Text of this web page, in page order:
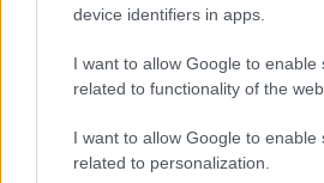
device identifiers in apps.
I want to allow Google to enable
related to functionality of the
I want to allow Google to enable
related to personalization.
Como criar uma carteira de
equilibrada
INVESTIMENTOS